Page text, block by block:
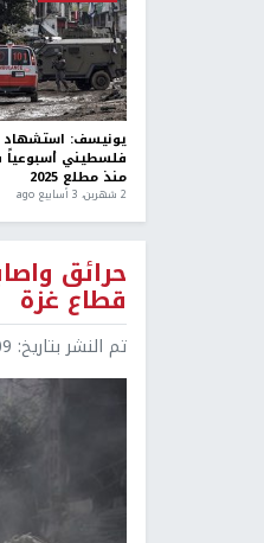
يونيسف:
فلسطيني
منذ مطلع 2025
2 شهرين، 3 أسابيع ago
حرائق
قطاع غزة
تم النشر بتاريخ: